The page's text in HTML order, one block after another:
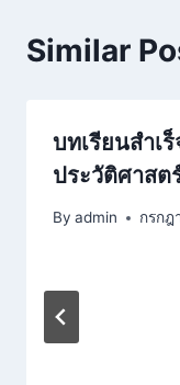
Similar
บทเรียนสำเ
ประวัติศาส
By admin กรกฎ